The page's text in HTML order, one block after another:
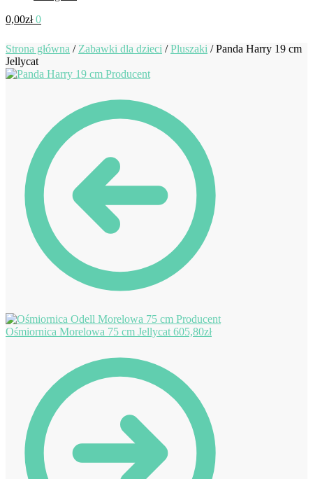
0,00zł 0
Strona główna / Zabawki dla dzieci /Pluszaki /Panda Harry 19 cm
Jellycat
Ośmiornica Morelowa 75 cm Jellycat 605,80zł